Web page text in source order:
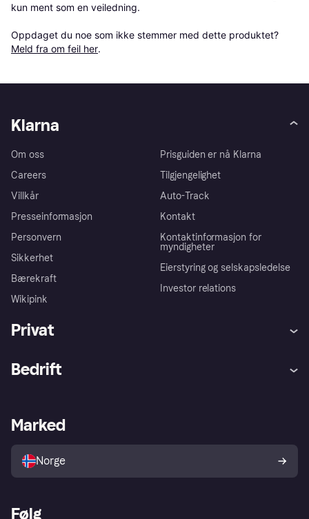
kun ment som en veiledning.
Oppdaget du noe som ikke stemmer med dette produktet?
Meld fra om feil her.
Klarna
Om oss
Careers
Villkår
Presseinformasjon
Personvern
Sikkerhet
Bærekraft
Wikipink
Prisguiden er nå Klarna
Tilgjengelighet
Auto-Track
Kontakt
Kontaktinformasjon for
myndigheter
Eierstyring og selskapsledelse
Investor relations
Privat
Utforsk butikker
Bedrift
Merchant portal
Marked
Norge
Følg